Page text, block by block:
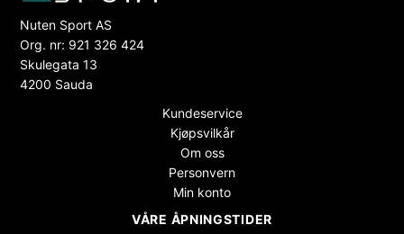
Nuten Sport AS
Org. nr: 921 326 424
Skulegata 13
4200 Sauda
Kundeservice
Kjøpsvilkår
Om oss
Personvern
Min konto
VÅRE ÅPNINGSTIDER